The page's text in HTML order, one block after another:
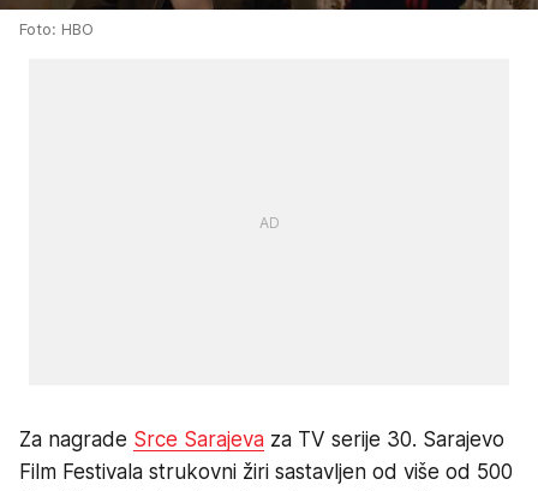
Foto: HBO
Za nagrade Srce Sarajeva za TV serije 30. Sarajevo
Film Festivala strukovni žiri sastavljen od više od 500